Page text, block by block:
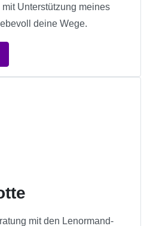
Unterstützung meines
deine Wege.
mit den Lenormand-